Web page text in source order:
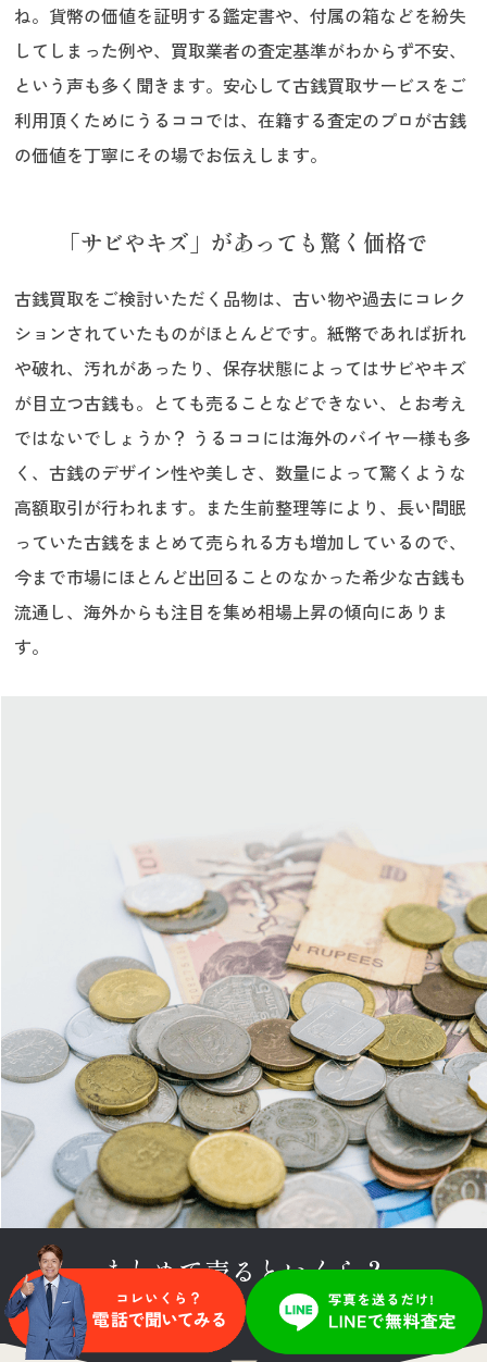
ね。貨幣の価値を証明する鑑定書や、付属の箱などを紛失
してしまった例や、買取業者の査定基準がわからず不安、
という声も多く聞きます。安心して古銭買取サービスをご
利用頂くためにうるココでは、在籍する査定のプロが古銭
の価値を丁寧にその場でお伝えします。
「サビやキズ」があっても驚く価格で
古銭買取をご検討いただく品物は、古い物や過去にコレク
ションされていたものがほとんどです。紙幣であれば折れ
や破れ、汚れがあったり、保存状態によってはサビやキズ
が目立つ古銭も。とても売ることなどできない、とお考え
ではないでしょうか？ うるココには海外のバイヤー様も多
く、古銭のデザイン性や美しさ、数量によって驚くような
高額取引が行われます。また生前整理等により、長い間眠
っていた古銭をまとめて売られる方も増加しているので、
今まで市場にほとんど出回ることのなかった希少な古銭も
流通し、海外からも注目を集め相場上昇の傾向にありま
す。
まとめて売るといくら？
売る前に査定金額が知りたいですか？